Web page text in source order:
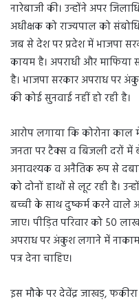
नारेबाजी की। उन्होंने अपर
अधीक्षक को राज्यपाल को
जब से देश पर प्रदेश में भाजपा
कायम है। अपराधी और माफिया
है। भाजपा सरकार अपराध पर
की कोई सुनवाई नहीं हो रही है।
आरोप लगाया कि कोरोना काल
जनता पर टैक्स व बिजली दरों में
अनावश्यक व अनैतिक रूप से
को दोनों हाथों से लूट रही है।
बच्ची के साथ दुष्कर्म करने वाले
जाए। पीड़ित परिवार को 50
अपराध पर अंकुश लगाने में
पत्र देना चाहिए।
इस मौके पर देवेंद्र जाखड़,